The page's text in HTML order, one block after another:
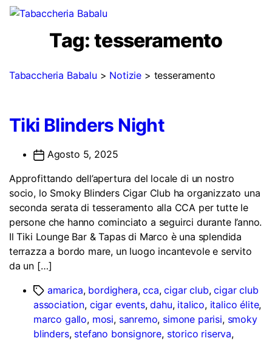
Tag: tesseramento
Tabaccheria Babalu > Notizie > tesseramento
Tiki Blinders Night
Agosto 5, 2025
Approfittando dell’apertura del locale di un nostro
socio, lo Smoky Blinders Cigar Club ha organizzato una
seconda serata di tesseramento alla CCA per tutte le
persone che hanno cominciato a seguirci durante l’anno.
Il Tiki Lounge Bar & Tapas di Marco è una splendida
terrazza a bordo mare, un luogo incantevole e servito
da un […]
amarica, bordighera,cca,cigar club,cigar club
association, cigar events,dahu, italico, italico élite,
marco gallo, mosi, sanremo, simone parisi, smoky
blinders, stefano bonsignore, storico riserva,